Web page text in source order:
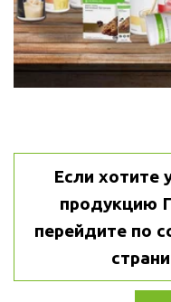
Если хотите
продукцию
перейдите по